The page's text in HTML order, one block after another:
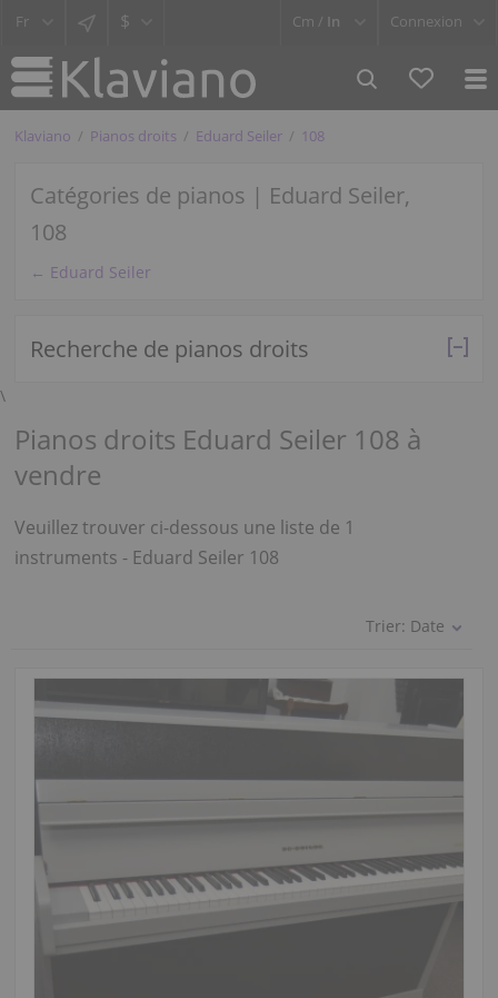
$ Cm / In Connexion
Klaviano Pianos droits Eduard Seiler 108
Catégories de pianos | Eduard Seiler,
108
← Eduard Seiler
Recherche de pianos droits
\
Pianos droits Eduard Seiler 108 à
vendre
Veuillez trouver ci-dessous une liste de 1
instruments - Eduard Seiler 108
Trier: Date